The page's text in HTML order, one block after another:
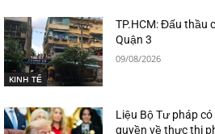
KINH TẾ
TP.HCM: Đấu thầu
Quận 3
09/08/2026
Liệu Bộ Tư pháp
quyền về thực thi